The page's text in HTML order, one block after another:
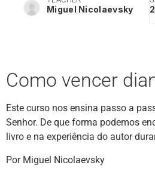
Miguel Nicolaevsky
Como vencer
Este curso nos ensina passo a
Senhor. De que forma podemos
livro e na experiência do autor
Por Miguel Nicolaevsky